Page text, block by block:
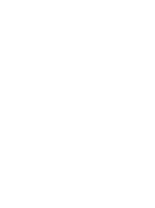
vækstfaktorer og
Analytics
Analytics.